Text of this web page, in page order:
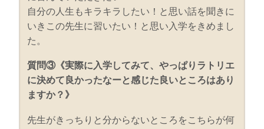
自分の人生もキラキラしたい！と思い話を聞きに
いきこの先生に習いたい！と思い入学をきめまし
た。
質問③《実際に入学してみて、やっぱりラトリエ
に決めて良かったなーと感じた良いところはあり
ますか？》
先生がきっちりと分からないところをこちらが何